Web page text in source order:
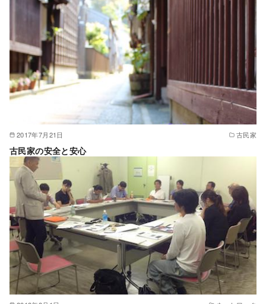
2017年7月21日 古民家
古民家の安全と安心